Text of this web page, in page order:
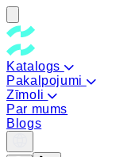
Katalogs
Pakalpojumi
Zīmoli
Par mums
Blogs